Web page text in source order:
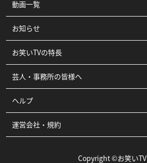
動画一覧
コント
漫才
ピン
その他
お知らせ
お笑いTVの特長
芸人・事務所の皆様へ
ヘルプ
よくある質問
運営会社・規約
Copyright ©お笑いTV